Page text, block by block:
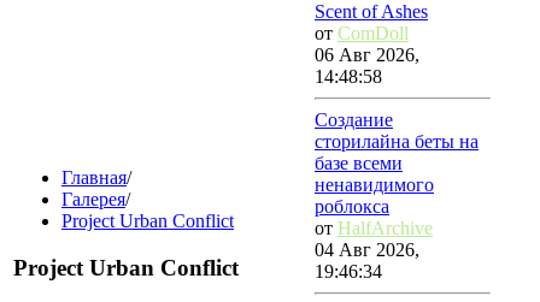
Главная/
Галерея/
Project Urban Conflict
Project Urban Conflict
Scent of Ashes
от ComDoll
06 Авг 2026,
14:48:58
Создание
сторилайна беты на
базе всеми
ненавидимого
роблокса
от HalfArchive
04 Авг 2026,
19:46:34